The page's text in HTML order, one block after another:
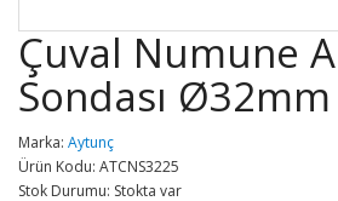
Çuval Numune
Sondası
Marka: Aytunç
Ürün Kodu: ATCNS3225
Stok Durumu: Stokta var